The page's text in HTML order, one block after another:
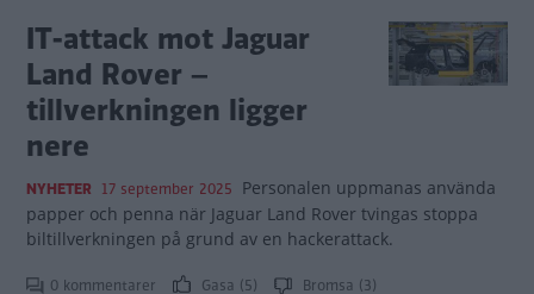
IT-attack mot Jaguar
Land Rover –
tillverkningen ligger
nere
NYHETER 17 september 2025 Personalen uppmanas använda
papper och penna när Jaguar Land Rover tvingas stoppa
biltillverkningen på grund av en hackerattack.
0 kommentarer Gasa (5) Bromsa (3)